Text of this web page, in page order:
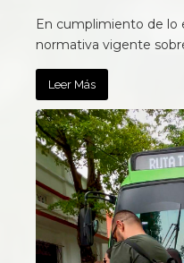
En cumplimiento de lo
normativa vigente
Leer Más